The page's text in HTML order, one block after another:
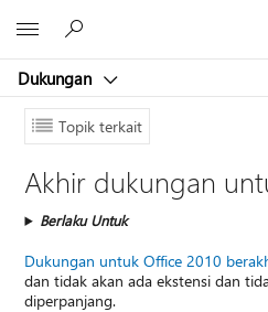
Dukungan
Topik terkait
Akhir dukungan
Berlaku Untuk
Dukungan untuk Office 2010
dan tidak akan ada ekstensi dan
diperpanjang.